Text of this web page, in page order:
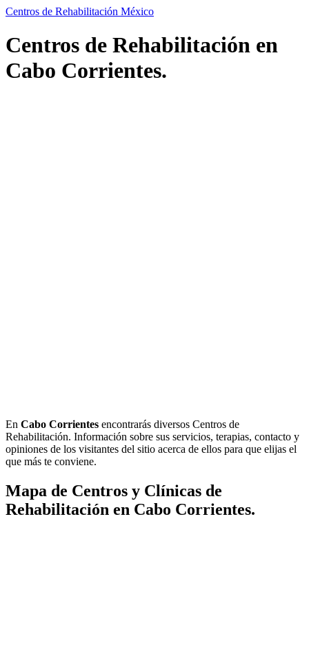
Centros de Rehabilitación México
Centros de Rehabilitación en
Cabo Corrientes.
En Cabo Corrientes encontrarás diversos Centros de
Rehabilitación. Información sobre sus servicios, terapias, contacto y
opiniones de los visitantes del sitio acerca de ellos para que elijas el
que más te conviene.
Mapa de Centros y Clínicas de
Rehabilitación en Cabo Corrientes.